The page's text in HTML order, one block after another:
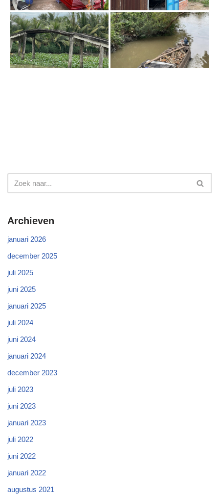
Archieven
januari 2026
december 2025
juli 2025
juni 2025
januari 2025
juli 2024
juni 2024
januari 2024
december 2023
juli 2023
juni 2023
januari 2023
juli 2022
juni 2022
januari 2022
augustus 2021